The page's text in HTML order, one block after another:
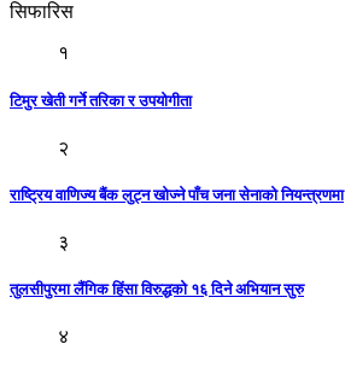
सिफारिस
१
टिमुर खेती गर्ने तरिका र उपयोगीता
२
राष्ट्रिय वाणिज्य बैंक लुट्न खोज्ने पाँच जना सेनाको नियन्त्रणमा
३
तुलसीपुरमा लैंगिक हिंसा विरुद्धको १६ दिने अभियान सुरु
४